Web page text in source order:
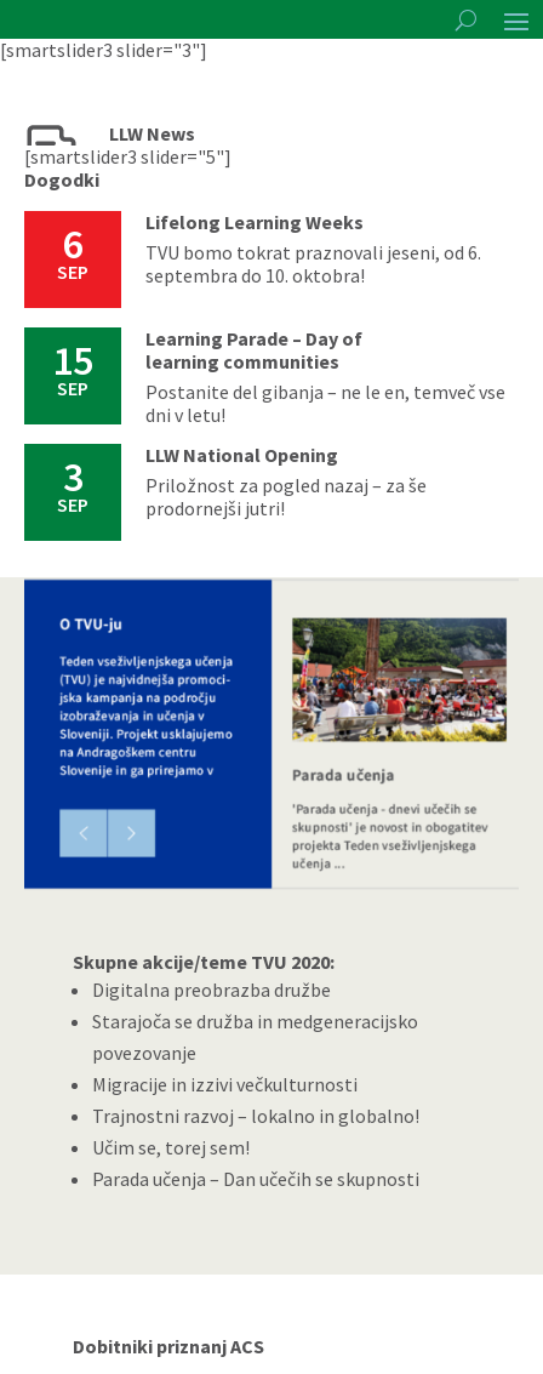
[smartslider3 slider="3"]
LLW News
[smartslider3 slider="5"]
Dogodki
6
SEP
Lifelong Learning Weeks
TVU bomo tokrat praznovali jeseni, od 6.
septembra do 10. oktobra!
15
SEP
Learning Parade – Day of
learning communities
Postanite del gibanja – ne le en, temveč vse
dni v letu!
3
SEP
LLW National Opening
Priložnost za pogled nazaj – za še
prodornejši jutri!
Skupne akcije/teme TVU 2020:
Digitalna preobrazba družbe
Starajoča se družba in medgeneracijsko
povezovanje
Migracije in izzivi večkulturnosti
Trajnostni razvoj – lokalno in globalno!
Učim se, torej sem!
Parada učenja – Dan učečih se skupnosti
Dobitniki priznanj ACS